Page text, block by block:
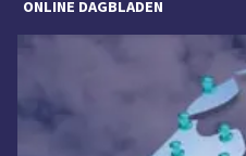
ONLINE DAGBLADEN